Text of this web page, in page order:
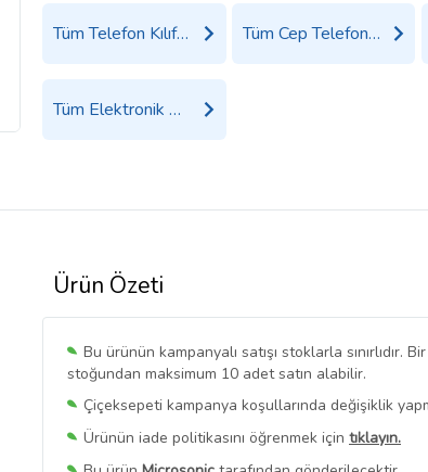
Tüm Telefon Kılıfı Ürünleri Tüm Cep Telefonu Aksesuarları Ürünleri
Tüm Elektronik Ürünler Ürünleri
Ürün Özeti
Bu ürünün kampanyalı satışı stoklarla sınırlıdır.
stoğundan maksimum 10 adet satın alabilir.
Çiçeksepeti kampanya koşullarında değişiklik
Ürünün iade politikasını öğrenmek için tıklayın.